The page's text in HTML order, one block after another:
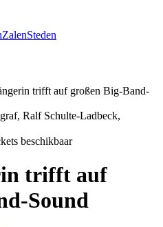
ZalenSteden
trifft auf großen Big-Band-
Ralf Schulte-Ladbeck,
beschikbaar
trifft auf
Sound